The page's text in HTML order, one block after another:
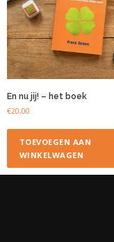
En nu jij! – het boek
€20,00
TOEVOEGEN AAN
WINKELWAGEN